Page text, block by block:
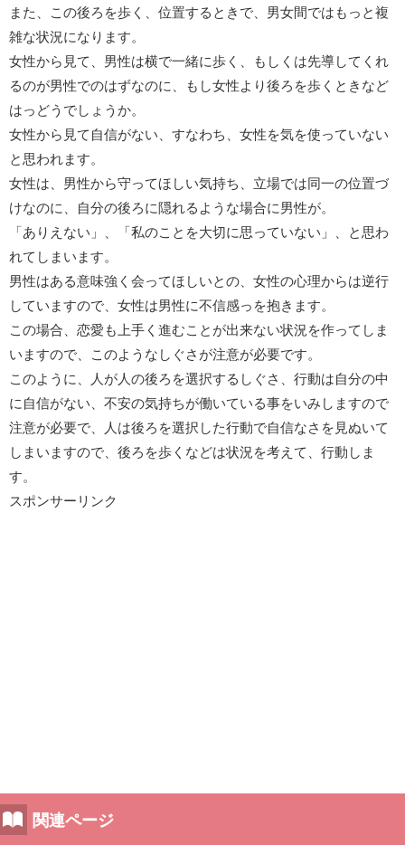
また、この後ろを歩く、位置するときで、男女間ではもっと複
雑な状況になります。
女性から見て、男性は横で一緒に歩く、もしくは先導してくれ
るのが男性でのはずなのに、もし女性より後ろを歩くときなど
はっどうでしょうか。
女性から見て自信がない、すなわち、女性を気を使っていない
と思われます。
女性は、男性から守ってほしい気持ち、立場では同一の位置づ
けなのに、自分の後ろに隠れるような場合に男性が。
「ありえない」、「私のことを大切に思っていない」、と思わ
れてしまいます。
男性はある意味強く会ってほしいとの、女性の心理からは逆行
していますので、女性は男性に不信感っを抱きます。
この場合、恋愛も上手く進むことが出来ない状況を作ってしま
いますので、このようなしぐさが注意が必要です。
このように、人が人の後ろを選択するしぐさ、行動は自分の中
に自信がない、不安の気持ちが働いている事をいみしますので
注意が必要で、人は後ろを選択した行動で自信なさを見ぬいて
しまいますので、後ろを歩くなどは状況を考えて、行動しま
す。
スポンサーリンク
関連ページ